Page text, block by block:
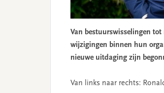
Van bestuurswisselingen tot
wijzigingen binnen hun
nieuwe uitdaging zijn
Van links naar rechts: